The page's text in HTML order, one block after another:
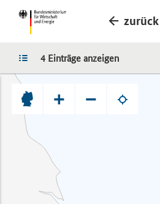
LISTE
4 Einträge anzeigen
+ −